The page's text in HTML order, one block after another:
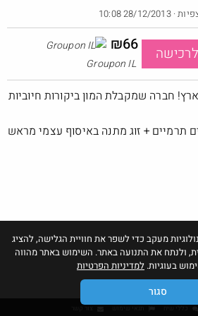
@אבי_בי
22· 38· 1482
חם בכוורת
מעקב כדי לשפר את חוויית הגלישה, להציג
ולנתח את התנועה באתר. השימוש באתר מהווה
בעוגיות. למדיניות הפרטיות
סגור
לרכישה ₪66
Groupon IL
חברה שמקבלת המון ביקורות חיוביות
גרביים תרמיים + זוג מתנה באיסוף עצמי מראש